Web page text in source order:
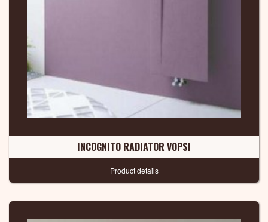
INCOGNITO RADIATOR VOPSI
Product details